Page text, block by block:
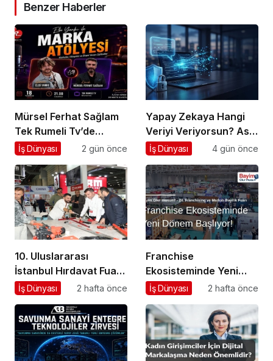
Benzer Haberler
Mürsel Ferhat Sağlam
Tek Rumeli Tv’de
Marka Atölyesi
Oldu
İş Dünyası 2 gün önce
Yapay Zekaya Hangi
Veriyi Veriyorsun? Asıl
Risk Ürettiğin Değil,
İş Dünyası 4 gün önce
10. Uluslararası
İstanbul Hırdavat Fuarı,
Küresel Ticaretin Yeni
Hazırlanıyor
İş Dünyası 2 hafta önce
Franchise
Ekosisteminde Yeni
Dönem Başlıyor: Bayim
2026 İçin Geri Sayım!
İş Dünyası 2 hafta önce